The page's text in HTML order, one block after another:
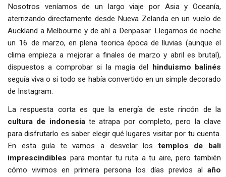
Nosotros veníamos de un largo viaje por Asia y Oceanía,
aterrizando directamente desde Nueva Zelanda en un vuelo de
Auckland a Melbourne y de ahí a Denpasar. Llegamos de noche
un 16 de marzo, en plena teorica época de lluvias (aunque el
clima empieza a mejorar a finales de marzo y abril es brutal),
dispuestos a comprobar si la magia del hinduismo balinés
seguía viva o si todo se había convertido en un simple decorado
de Instagram.
La respuesta corta es que la energía de este rincón de la
cultura de indonesiate atrapa por completo, pero la clave
para disfrutarlo es saber elegir qué lugares visitar por tu cuenta.
En esta guía te vamos a desvelar lostemplos de bali
imprescindibles para montar tu ruta a tu aire, pero también
cómo vivimos en primera persona los días previos al año